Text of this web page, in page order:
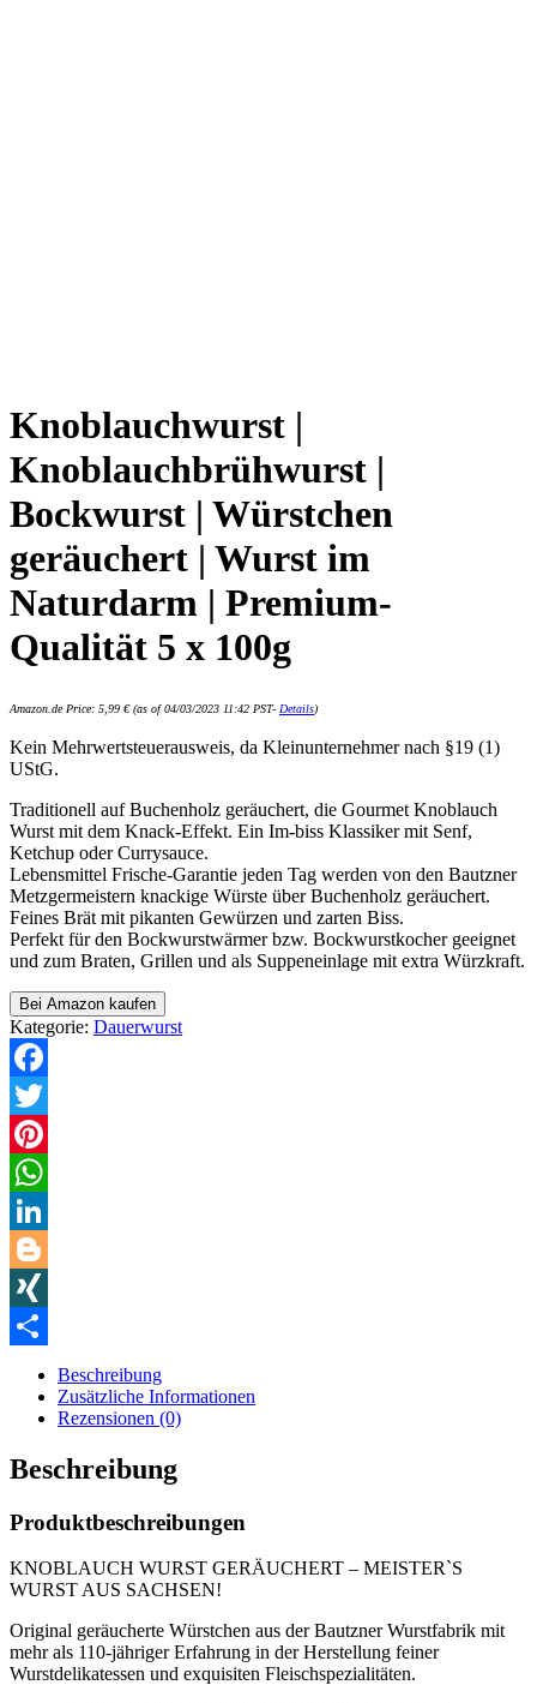
Knoblauchwurst |
Knoblauchbrühwurst |
Bockwurst | Würstchen
geräuchert | Wurst im
Naturdarm | Premium-
Qualität 5 x 100g
Amazon.de Price: 5,99 €(as of 04/03/2023 11:42 PST- Details)
Kein Mehrwertsteuerausweis, da Kleinunternehmer nach §19 (1)
UStG.
Traditionell auf Buchenholz geräuchert, die Gourmet Knoblauch
Wurst mit dem Knack-Effekt. Ein Im-biss Klassiker mit Senf,
Ketchup oder Currysauce.
Lebensmittel Frische-Garantie jeden Tag werden von den Bautzner
Metzgermeistern knackige Würste über Buchenholz geräuchert.
Feines Brät mit pikanten Gewürzen und zarten Biss.
Perfekt für den Bockwurstwärmer bzw. Bockwurstkocher geeignet
und zum Braten, Grillen und als Suppeneinlage mit extra Würzkraft.
Bei Amazon kaufen
Kategorie: Dauerwurst
Facebook
Twitter
Pinterest
WhatsApp
LinkedIn
Blogger
XING
Beschreibung
Zusätzliche Informationen
Rezensionen (0)
Beschreibung
Produktbeschreibungen
KNOBLAUCH WURST GERÄUCHERT – MEISTER`S
WURST AUS SACHSEN!
Original geräucherte Würstchen aus derBautzner Wurstfabrik mit
mehr als 110-jähriger Erfahrung in der Herstellung feiner
Wurstdelikatessen und exquisiten Fleischspezialitäten.